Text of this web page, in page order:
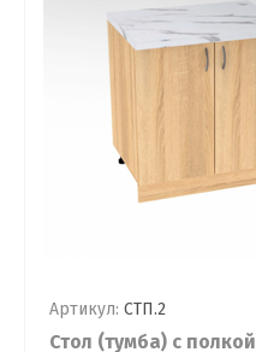
Артикул: СТП.2
Стол (тумба) с полкой